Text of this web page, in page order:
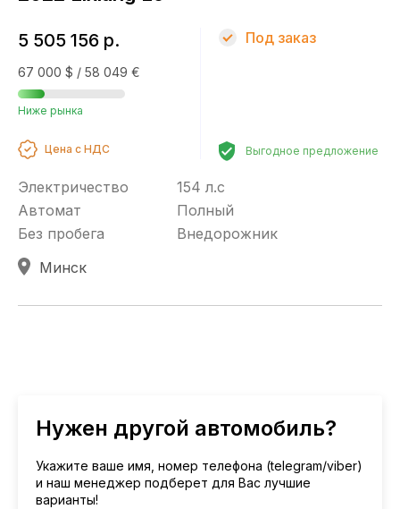
Кузов
Внедорожник
Электричество
154 л.с
Автомат
Полный
Без пробега
Внедорожник
Минск
5 505 156 р.
67 000 $ / 58 049 €
Ниже рынка
Цена с НДС
Под заказ
Выгодное предложение
Нужен другой автомобиль?
Укажите ваше имя, номер телефона (telegram/viber)
и наш менеджер подберет для Вас лучшие
варианты!